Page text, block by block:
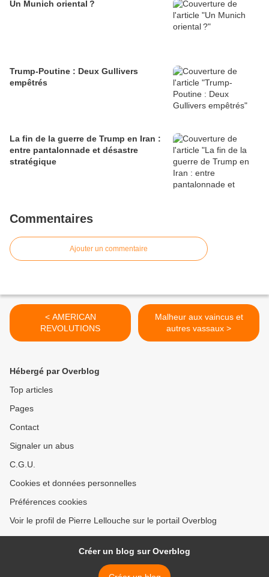
Un Munich oriental ?
Trump-Poutine : Deux Gullivers
empêtrés
La fin de la guerre de Trump en Iran :
entre pantalonnade et désastre
stratégique
Commentaires
Ajouter un commentaire
< AMERICAN
REVOLUTIONS
Malheur aux vaincus et
autres vassaux >
Hébergé par Overblog
Top articles
Pages
Contact
Signaler un abus
C.G.U.
Cookies et données personnelles
Préférences cookies
Voir le profil de Pierre Lellouche sur le portail Overblog
Créer un blog sur Overblog